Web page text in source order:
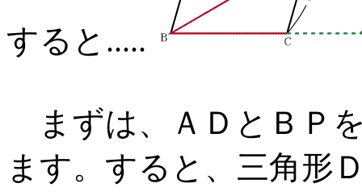
すると.....
まずは、ＡＤとＢＰ
ます。すると、三角形